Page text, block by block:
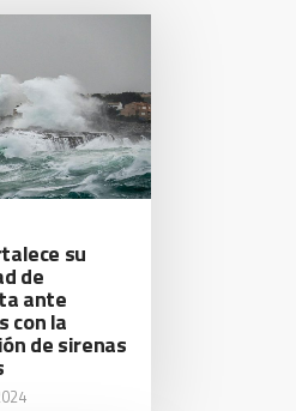
su
de
ante
con la
de sirenas